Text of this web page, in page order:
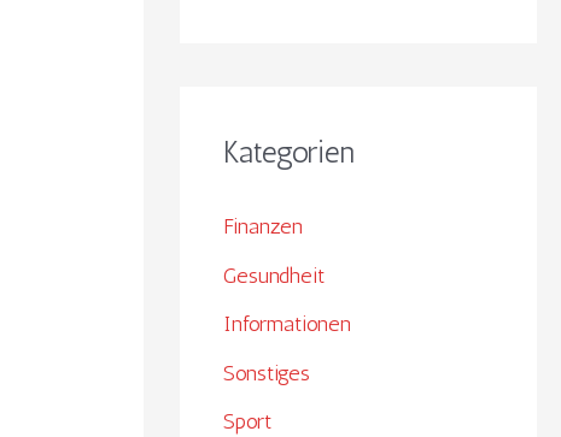
Kategorien
Finanzen
Gesundheit
Informationen
Sonstiges
Sport